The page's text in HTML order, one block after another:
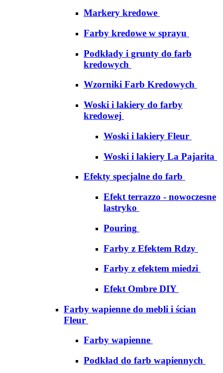
Markery kredowe
Farby kredowe w sprayu
Podkłady i grunty do farb
kredowych
Wzorniki Farb Kredowych
Woski i lakiery do farby
kredowej
Woski i lakiery Fleur
Woski i lakiery La Pajarita
Efekty specjalne do farb
Efekt terrazzo - nowoczesne
lastryko
Pouring
Farby z Efektem Rdzy
Farby z efektem miedzi
Efekt Ombre DIY
Farby wapienne do mebli i ścian
Fleur
Farby wapienne
Podkład do farb wapiennych